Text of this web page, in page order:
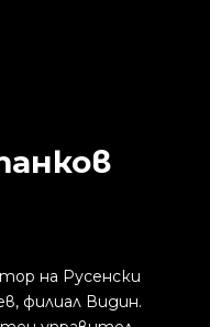
на Русенски
филиал Видин.